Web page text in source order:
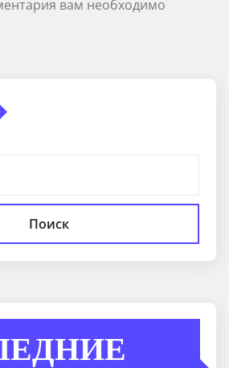
вам необходимо
Поиск